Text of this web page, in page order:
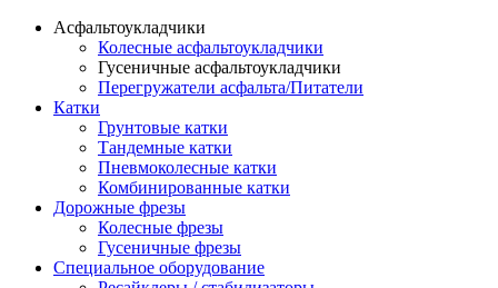
Асфальтоукладчики
Колесные асфальтоукладчики
Гусеничные асфальтоукладчики
Перегружатели асфальта/Питатели
Катки
Грунтовые катки
Тандемные катки
Пневмоколесные катки
Комбинированные катки
Дорожные фрезы
Колесные фрезы
Гусеничные фрезы
Специальное оборудование